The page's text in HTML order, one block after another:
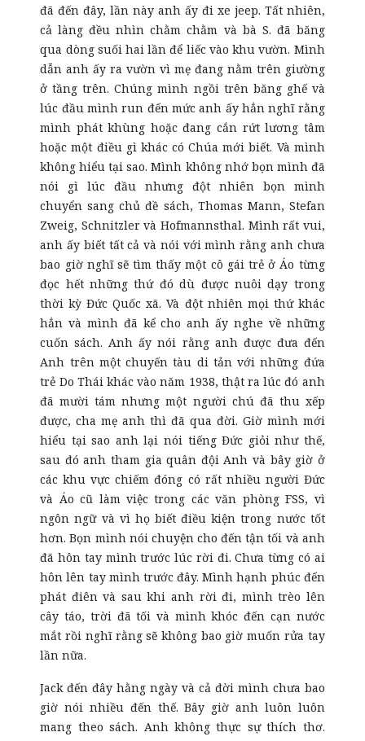
đã đến đây, lần này anh ấy đi xe jeep. Tất nhiên,
cả làng đều nhìn chằm chằm và bà S. đã băng
qua dòng suối hai lần để liếc vào khu vườn. Mình
dẫn anh ấy ra vườn vì mẹ đang nằm trên giường
ở tầng trên. Chúng mình ngồi trên băng ghế và
lúc đầu mình run đến mức anh ấy hẳn nghĩ rằng
mình phát khùng hoặc đang cắn rứt lương tâm
hoặc một điều gì khác có Chúa mới biết. Và mình
không hiểu tại sao. Mình không nhớ bọn mình đã
nói gì lúc đầu nhưng đột nhiên bọn mình
chuyển sang chủ đề sách, Thomas Mann, Stefan
Zweig, Schnitzler và Hofmannsthal. Mình rất vui,
anh ấy biết tất cả và nói với mình rằng anh chưa
bao giờ nghĩ sẽ tìm thấy một cô gái trẻ ở Áo từng
đọc hết những thứ đó dù được nuôi dạy trong
thời kỳ Đức Quốc xã. Và đột nhiên mọi thứ khác
hẳn và mình đã kể cho anh ấy nghe về những
cuốn sách. Anh ấy nói rằng anh được đưa đến
Anh trên một chuyến tàu di tản với những đứa
trẻ Do Thái khác vào năm 1938, thật ra lúc đó anh
đã mười tám nhưng một người chú đã thu xếp
được, cha mẹ anh thì đã qua đời. Giờ mình mới
hiểu tại sao anh lại nói tiếng Đức giỏi như thế,
sau đó anh tham gia quân đội Anh và bây giờ ở
các khu vực chiếm đóng có rất nhiều người Đức
và Áo cũ làm việc trong các văn phòng FSS, vì
ngôn ngữ và vì họ biết điều kiện trong nước tốt
hơn. Bọn mình nói chuyện cho đến tận tối và anh
đã hôn tay mình trước lúc rời đi. Chưa từng có ai
hôn lên tay mình trước đây. Mình hạnh phúc đến
phát điên và sau khi anh rời đi, mình trèo lên
cây táo, trời đã tối và mình khóc đến cạn nước
mắt rồi nghĩ rằng sẽ không bao giờ muốn rửa tay
lần nữa.
Jack đến đây hằng ngày và cả đời mình chưa bao
giờ nói nhiều đến thế. Bây giờ anh luôn luôn
mang theo sách. Anh không thực sự thích thơ.